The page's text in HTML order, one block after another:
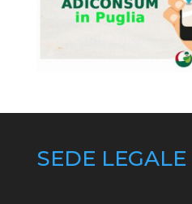
SEDE LEGALE